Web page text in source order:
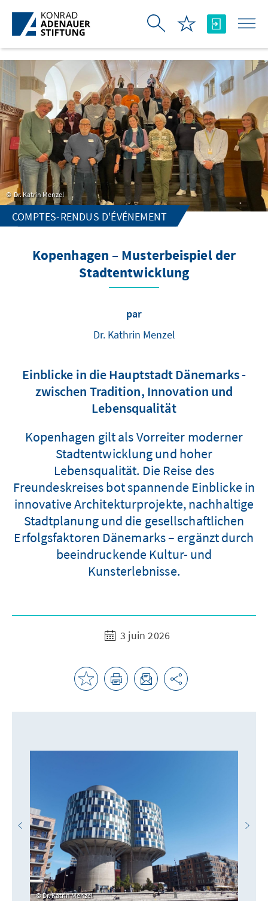
Saut au contenu principal
Dr. Katrin Menzel
COMPTES-RENDUS D'ÉVÉNEMENT
Kopenhagen – Musterbeispiel der
Stadtentwicklung
par
Dr. Kathrin Menzel
Einblicke in die Hauptstadt Dänemarks -
zwischen Tradition, Innovation und
Lebensqualität
Kopenhagen gilt als Vorreiter moderner
Stadtentwicklung und hoher
Lebensqualität. Die Reise des
Freundeskreises bot spannende Einblicke in
innovative Architekturprojekte, nachhaltige
Stadtplanung und die gesellschaftlichen
Erfolgsfaktoren Dänemarks – ergänzt durch
beeindruckende Kultur- und
Kunsterlebnisse.
3 juin 2026
Dr. Katrin Menzel